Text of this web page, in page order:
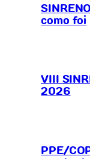
como foi
VIII
2026
PPE/